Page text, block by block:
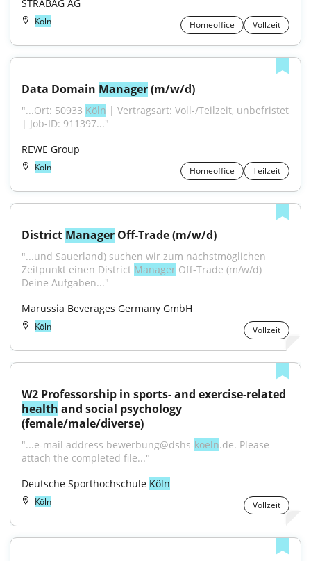
STRABAG AG
Köln Homeoffice Vollzeit
Data Domain Manager (m/w/d)
"...Ort: 50933 Köln | Vertragsart: Voll-/Teilzeit, unbefristet
| Job-ID: 911397..."
REWE Group
Köln Homeoffice Teilzeit
District Manager Off-Trade (m/w/d)
"...und Sauerland) suchen wir zum nächstmöglichen
Zeitpunkt einen District Manager Off-Trade (m/w/d)
Deine Aufgaben..."
Marussia Beverages Germany GmbH
Köln Vollzeit
health and social psychology
(female/male/diverse)
"...e-mail address bewerbung@dshs-koeln.de. Please
attach the completed file..."
Deutsche Sporthochschule Köln
Köln Vollzeit